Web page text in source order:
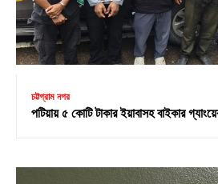
চট্টগ্রাম নগর
পটিয়ায় ৫ কোটি টাকার ইয়াবাসহ বাইকার